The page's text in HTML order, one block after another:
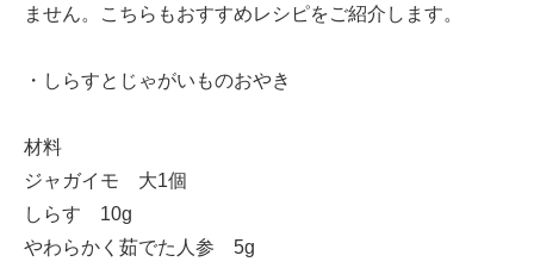
ません。こちらもおすすめレシピをご紹介します。
・しらすとじゃがいものおやき
材料
ジャガイモ 大1個
しらす 10g
やわらかく茹でた人参 5g